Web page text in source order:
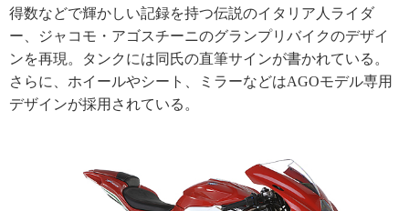
得数などで輝かしい記録を持つ伝説のイタリア人ライダ
ー、ジャコモ・アゴスチーニのグランプリバイクのデザイ
ンを再現。タンクには同氏の直筆サインが書かれている。
さらに、ホイールやシート、ミラーなどはAGOモデル専用
デザインが採用されている。